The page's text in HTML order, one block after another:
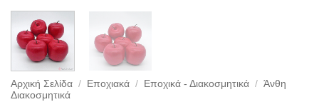
Αρχική Σελίδα / Εποχιακά / Εποχικά - Διακοσμητικά / Άνθη
Διακοσμητικά